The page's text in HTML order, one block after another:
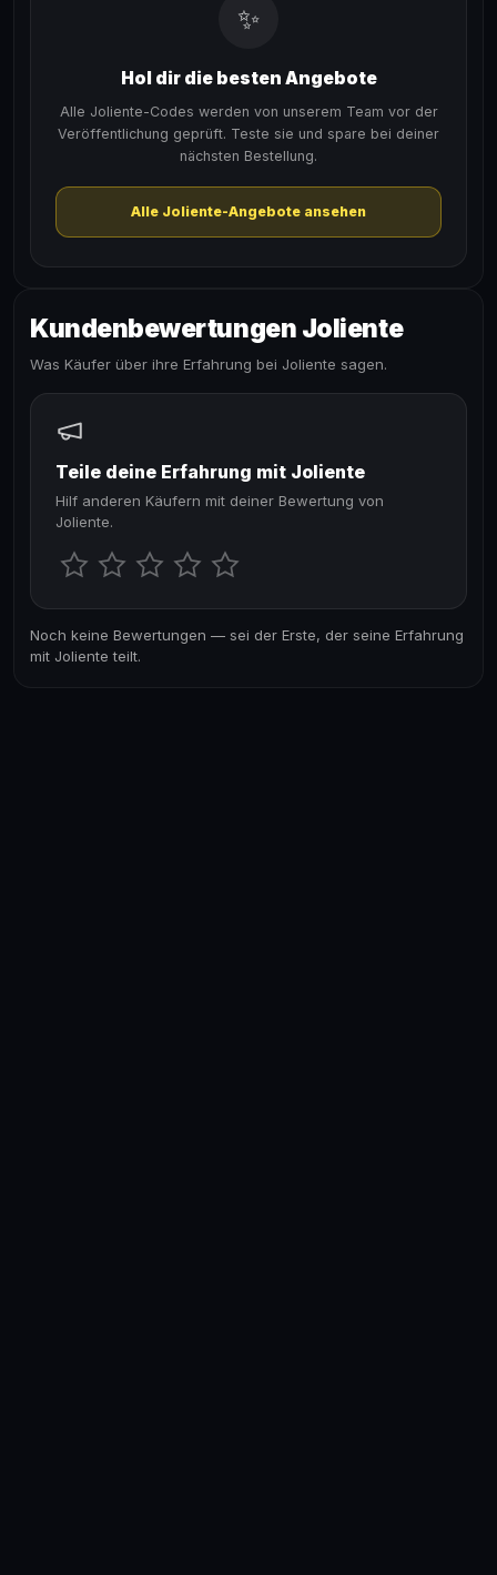
✨
Hol dir die besten Angebote
Alle Joliente-Codes werden von unserem Team vor der
Veröffentlichung geprüft. Teste sie und spare bei deiner
nächsten Bestellung.
Alle Joliente-Angebote ansehen
Kundenbewertungen Joliente
Was Käufer über ihre Erfahrung bei Joliente sagen.
Teile deine Erfahrung mit Joliente
Hilf anderen Käufern mit deiner Bewertung von
Joliente.
Noch keine Bewertungen — sei der Erste, der seine Erfahrung
mit Joliente teilt.